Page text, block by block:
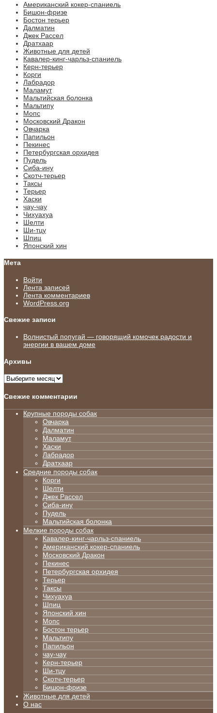
Американский кокер-спаниель
Бишон-фризе
Бостон терьер
Далматин
Джек Рассел
Дратхаар
Животные для детей
Кавалер-кинг-чарльз-спаниель
Керн-терьер
Корги
Лабрадор
Маламут
Мальтийская болонка
Мальтипу
Мопс
Московский Дракон
Овчарка
Папильон
Пекинес
Петербургская орхидея
Пудель
Сиба-ину
Скотч-терьер
Таксы
Терьер
Хаски
чау-чау
Чихуахуа
Шелти
Ши-тцу
Шпиц
Японский хин
Мета
Войти
Лента записей
Лента комментариев
WordPress.org
Свежие записи
Волнистый попугай — говорящий комочек радости и
энергии в вашем доме
Архивы
Архивы
Свежие комментарии
Крупные породы собак
Овчарка
Далматин
Маламут
Хаски
Лабрадор
Дратхаар
Средние породы собак
Корги
Шелти
Джек Рассел
Сиба-ину
Пудель
Мальтийская болонка
Мелкие породы собак
Кавалер-кинг-чарльз-спаниель
Американский кокер-спаниель
Московский Дракон
Пекинес
Петербургская орхидея
Терьер
Таксы
Чихуахуа
Шпиц
Японский хин
Мопс
Бостон терьер
Мальтипу
Папильон
чау-чау
Керн-терьер
Ши-тцу
Скотч-терьер
Бишон-фризе
Животные для детей
О нас